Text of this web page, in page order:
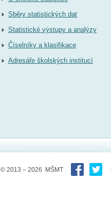
Sběry statistických dat
Statistické výstupy a analýzy
Číselníky a klasifikace
Adresáře školských institucí
© 2013 – 2026 MŠMT